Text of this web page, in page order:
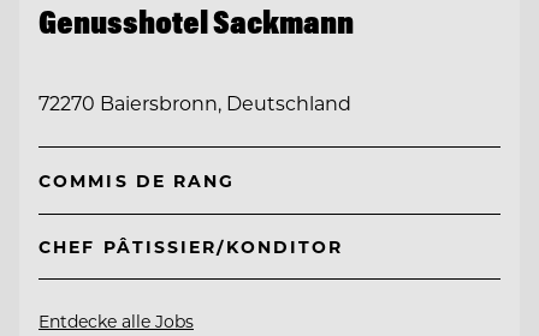
Genusshotel Sackmann
72270 Baiersbronn, Deutschland
COMMIS DE RANG
CHEF PÂTISSIER/KONDITOR
Entdecke alle Jobs